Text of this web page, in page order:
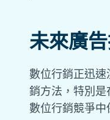
未來廣
數位行銷正迅
銷方法，特別
數位行銷競爭中